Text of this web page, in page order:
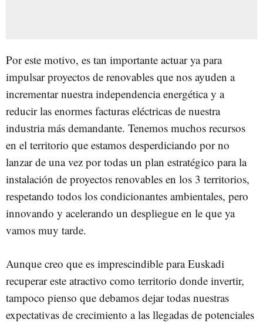
Por este motivo, es tan importante actuar ya para
impulsar proyectos de renovables que nos ayuden a
incrementar nuestra independencia energética y a
reducir las enormes facturas eléctricas de nuestra
industria más demandante. Tenemos muchos recursos
en el territorio que estamos desperdiciando por no
lanzar de una vez por todas un plan estratégico para la
instalación de proyectos renovables en los 3 territorios,
respetando todos los condicionantes ambientales, pero
innovando y acelerando un despliegue en le que ya
vamos muy tarde.
Aunque creo que es imprescindible para Euskadi
recuperar este atractivo como territorio donde invertir,
tampoco pienso que debamos dejar todas nuestras
expectativas de crecimiento a las llegadas de potenciales